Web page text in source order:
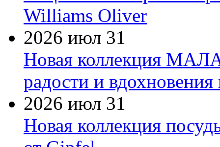
Williams Oliver
2026 июл 31
Новая коллекция
радости и
2026 июл 31
Новая коллекция